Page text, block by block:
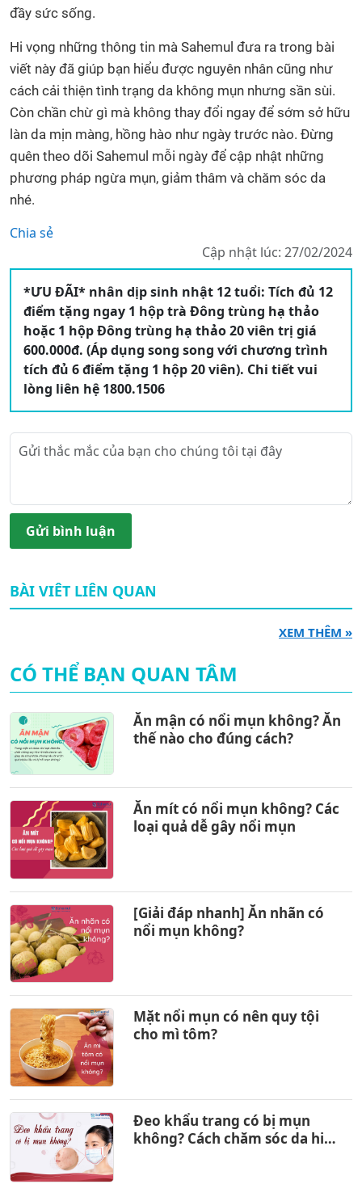
đầy sức sống.
Hi vọng những thông tin mà Sahemul đưa ra trong bài
viết này đã giúp bạn hiểu được nguyên nhân cũng như
cách cải thiện tình trạng da không mụn nhưng sần sùi.
Còn chần chừ gì mà không thay đổi ngay để sớm sở hữu
làn da mịn màng, hồng hào như ngày trước nào. Đừng
quên theo dõi Sahemul mỗi ngày để cập nhật những
phương pháp ngừa mụn, giảm thâm và chăm sóc da
nhé.
Chia sẻ
Cập nhật lúc: 27/02/2024
*ƯU ĐÃI* nhân dịp sinh nhật 12 tuổi: Tích đủ 12
điểm tặng ngay 1 hộp trà Đông trùng hạ thảo
hoặc 1 hộp Đông trùng hạ thảo 20 viên trị giá
600.000đ. (Áp dụng song song với chương trình
tích đủ 6 điểm tặng 1 hộp 20 viên). Chi tiết vui
lòng liên hệ 1800.1506
Gửi bình luận
BÀI VIÊT LIÊN QUAN
XEM THÊM »
CÓ THỂ BẠN QUAN TÂM
Ăn mận có nổi mụn không? Ăn
thế nào cho đúng cách?
Ăn mít có nổi mụn không? Các
loại quả dễ gây nổi mụn
[Giải đáp nhanh] Ăn nhãn có
nổi mụn không?
Mặt nổi mụn có nên quy tội
cho mì tôm?
Đeo khẩu trang có bị mụn
không? Cách chăm sóc da hiệu